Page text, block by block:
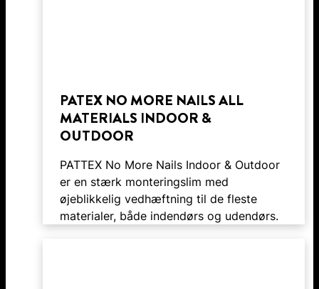
PATEX NO MORE NAILS ALL
MATERIALS INDOOR &
OUTDOOR
PATTEX No More Nails Indoor & Outdoor
er en stærk monteringslim med
øjeblikkelig vedhæftning til de fleste
materialer, både indendørs og udendørs.